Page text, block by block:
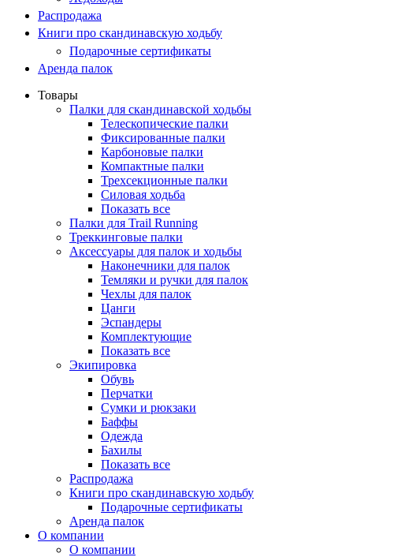
Распродажа
Книги про скандинавскую ходьбу
Подарочные сертификаты
Аренда палок
Товары
Палки для скандинавской ходьбы
Телескопические палки
Фиксированные палки
Карбоновые палки
Компактные палки
Трехсекционные палки
Силовая ходьба
Показать все
Палки для Trail Running
Треккинговые палки
Аксессуары для палок и ходьбы
Наконечники для палок
Темляки и ручки для палок
Чехлы для палок
Цанги
Эспандеры
Комплектующие
Показать все
Экипировка
Обувь
Перчатки
Сумки и рюкзаки
Баффы
Одежда
Бахилы
Показать все
Распродажа
Книги про скандинавскую ходьбу
Подарочные сертификаты
Аренда палок
О компании
О компании